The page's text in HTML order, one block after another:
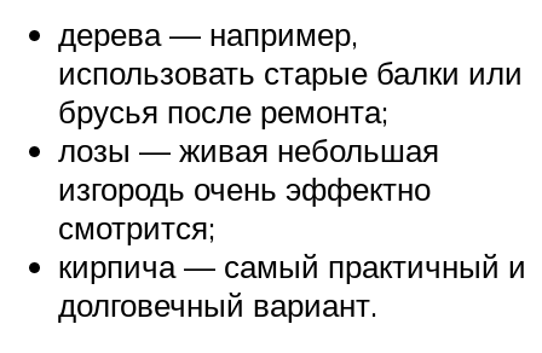
дерева — например,
использовать старые балки или
брусья после ремонта;
лозы — живая небольшая
изгородь очень эффектно
смотрится;
кирпича — самый практичный и
долговечный вариант.